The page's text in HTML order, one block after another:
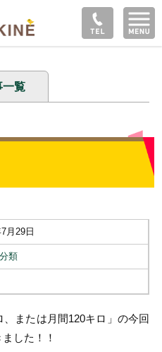
一覧
月29日
類
または月間120キロ」の今回
した！！